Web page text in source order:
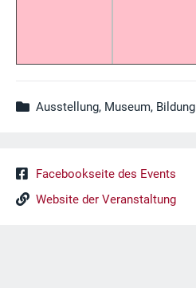
Ausstellung, Museum, Bildung
Facebookseite des Events
Website der Veranstaltung